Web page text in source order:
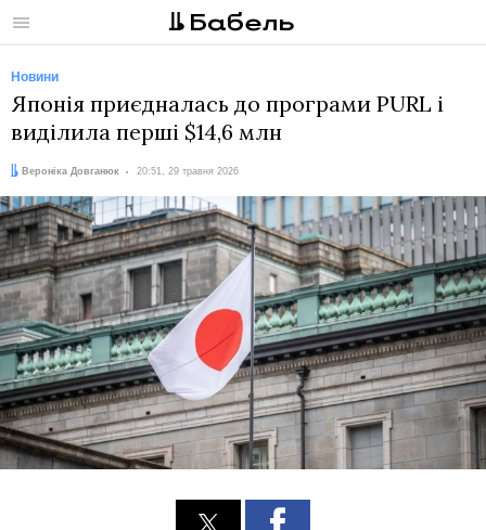
Меню
Новини
Японія приєдналась до програми PURL і
виділила перші $14,6 млн
Автор:
Вероніка Довганюк
Дата: 20:51, 29 травня 2026